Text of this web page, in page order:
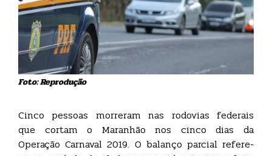
Foto: Reprodução
Cinco pessoas morreram nas rodovias federais
que cortam o Maranhão nos cinco dias da
Operação Carnaval 2019. O balanço parcial refere-